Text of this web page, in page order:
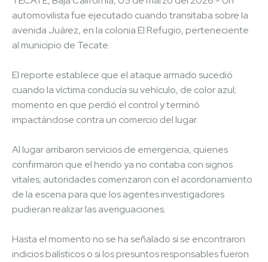
automovilista fue ejecutado cuando transitaba sobre la
avenida Juárez, en la colonia El Refugio, perteneciente
al municipio de Tecate.
El reporte establece que el ataque armado sucedió
cuando la víctima conducía su vehículo, de color azul;
momento en que perdió el control y terminó
impactándose contra un comercio del lugar.
Al lugar arribaron servicios de emergencia, quienes
confirmaron que el herido ya no contaba con signos
vitales; autoridades comenzaron con el acordonamiento
de la escena para que los agentes investigadores
pudieran realizar las averiguaciones.
Hasta el momento no se ha señalado sí se encontraron
indicios balísticos o si los presuntos responsables fueron